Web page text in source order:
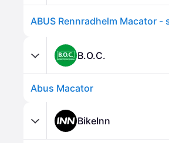
B.O.C.
Abus Macator
BikeInn